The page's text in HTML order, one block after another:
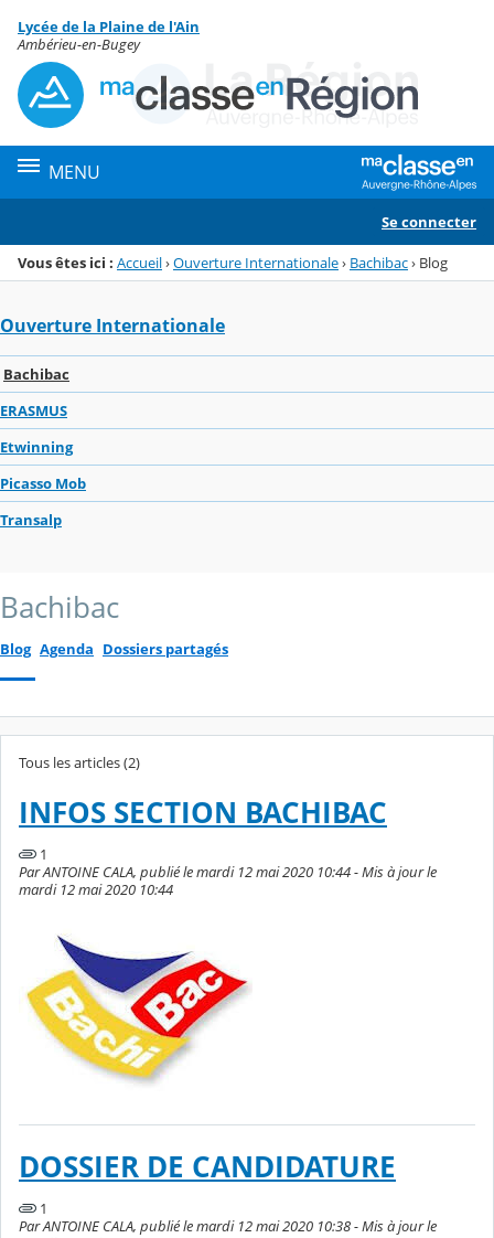
Menu de la rubrique
Contenu
Lycée de la Plaine de l'Ain
Ambérieu-en-Bugey
MENU
Se connecter
Vous êtes ici : Accueil›Ouverture Internationale› Bachibac› Blog
Ouverture Internationale
Bachibac
ERASMUS
Etwinning
Picasso Mob
Transalp
Bachibac
Blog Agenda Dossiers partagés
Tous les articles (2)
INFOS SECTION BACHIBAC
1
Par ANTOINE CALA, publié le mardi 12 mai 2020 10:44 - Mis à jour le
mardi 12 mai 2020 10:44
DOSSIER DE CANDIDATURE
1
Par ANTOINE CALA, publié le mardi 12 mai 2020 10:38 - Mis à jour le